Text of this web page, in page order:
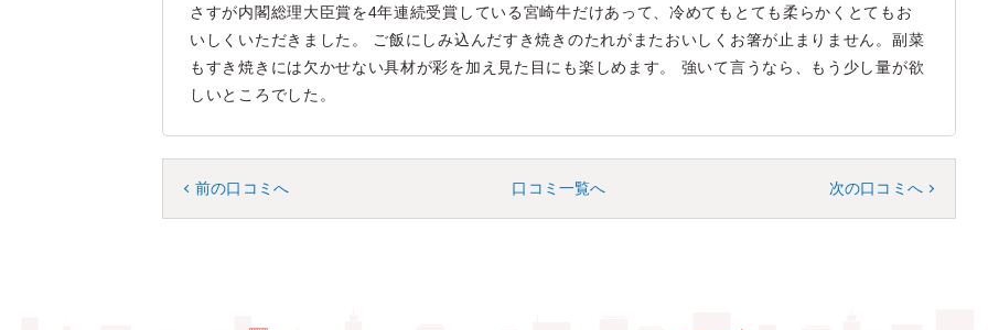
さすが内閣総理大臣賞を4年連続受賞している宮崎牛だけあって、冷めてもとても柔らかくとてもお
いしくいただきました。 ご飯にしみ込んだすき焼きのたれがまたおいしくお箸が止まりません。副菜
もすき焼きには欠かせない具材が彩を加え見た目にも楽しめます。 強いて言うなら、もう少し量が欲
しいところでした。
前の口コミへ 口コミ一覧へ 次の口コミへ